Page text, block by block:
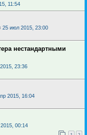
11:54
25 июл 2015, 23:00
нестандартными
23:36
2015, 16:04
00:14